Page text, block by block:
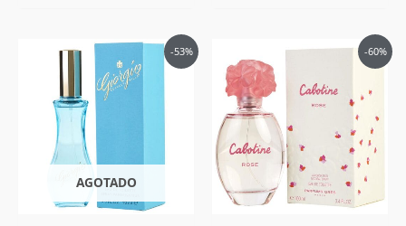
-53%
AGOTADO
El
precio
original
era:
$278,000.
El
precio
actual
-60%
era:
$286,000.
El
precio
actual
$112,900.